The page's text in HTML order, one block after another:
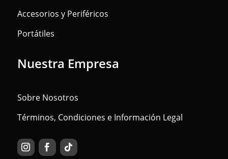
Accesorios y Periféricos
Portátiles
Nuestra Empresa
Sobre Nosotros
Términos, Condiciones e Información Legal